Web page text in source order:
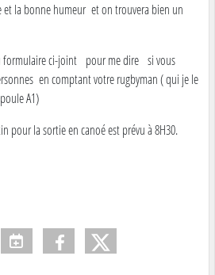
et la bonne humeur et on trouvera bien un
formulaire ci-joint pour me dire si vous
en comptant votre rugbyman ( qui je le
A1)
pour la sortie en canoé est prévu à 8H30.